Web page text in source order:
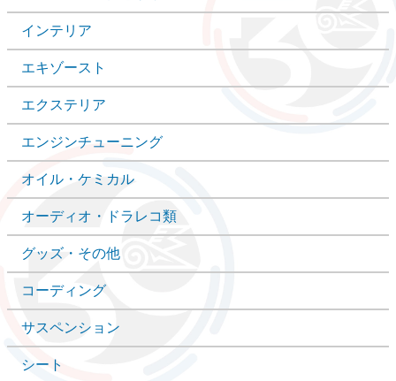
インテリア
エキゾースト
エクステリア
エンジンチューニング
オイル・ケミカル
オーディオ・ドラレコ類
グッズ・その他
コーディング
サスペンション
シート